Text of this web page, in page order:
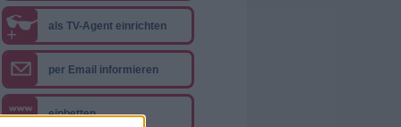
+ als TV-Agent einrichten
per Email informieren
einbetten